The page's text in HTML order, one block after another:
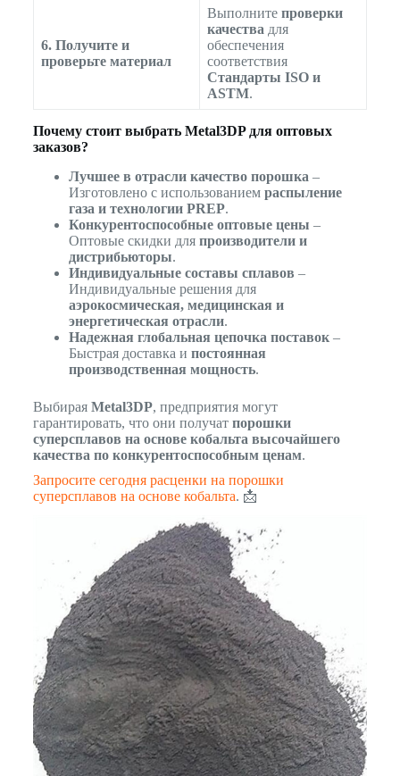
6. Получите и
проверьте материал
Выполните проверки
качества для
обеспечения
соответствия
Стандарты ISO и
ASTM.
Почему стоит выбрать Metal3DP для оптовых
заказов?
Лучшее в отрасли качество порошка –
Изготовлено с использованием распыление
газа и технологии PREP.
Конкурентоспособные оптовые цены –
Оптовые скидки для производители и
дистрибьюторы.
Индивидуальные составы сплавов –
Индивидуальные решения для
аэрокосмическая, медицинская и
энергетическая отрасли.
Надежная глобальная цепочка поставок–
Быстрая доставка и постоянная
производственная мощность.
Выбирая Metal3DP, предприятия могут
гарантировать, что они получат порошки
суперсплавов на основе кобальта высочайшего
качества по конкурентоспособным ценам.
Запросите сегодня расценки на порошки
суперсплавов на основе кобальта. 📩